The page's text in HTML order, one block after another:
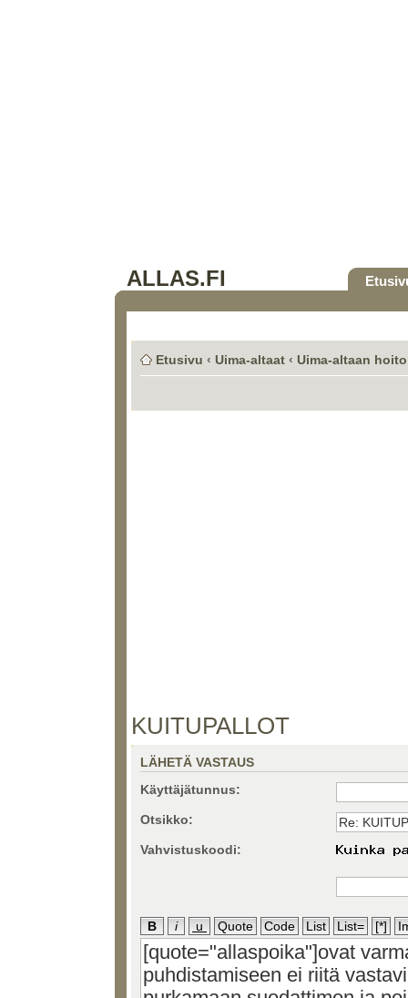
ALLAS.FI
Etusivu ‹ Uima-altaat ‹ Uima-altaan hoito
KUITUPALLOT
LÄHETÄ VASTAUS
Käyttäjätunnus:
Otsikko:
Vahvistuskoodi: